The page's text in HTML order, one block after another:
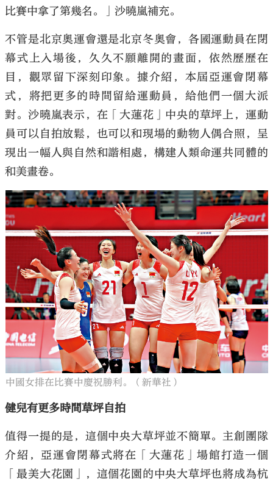
比賽中拿了第幾名。」沙曉嵐補充。
不管是北京奧運會還是北京冬奧會，各國運動員在閉
幕式上入場後，久久不願離開的畫面，依然歷歷在
目，觀眾留下深刻印象。據介紹，本屆亞運會閉幕
式，將把更多的時間留給運動員，給他們一個大派
對。沙曉嵐表示，在「大蓮花」中央的草坪上，運動
員可以自拍放鬆，也可以和現場的動物人偶合照，呈
現出一幅人與自然和諧相處，構建人類命運共同體的
和美畫卷。
中國女排在比賽中慶祝勝利。（新華社）
健兒有更多時間草坪自拍
值得一提的是，這個中央大草坪並不簡單。主創團隊
介紹，亞運會閉幕式將在「大蓮花」場館打造一個
「最美大花園」，這個花園的中央大草坪也將成為杭